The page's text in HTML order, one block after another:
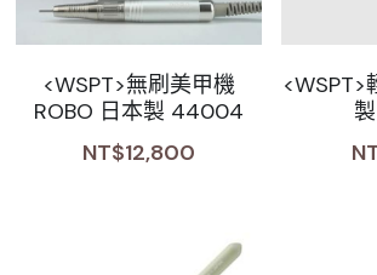
扁毛調色
日式扁毛
睫毛黑膠
睫毛前處裡
Sale睫毛
絕版彩睫
日本OMD美甲品牌
NEA睫毛協會
搜索
繁體中文
註冊/登入
<WSPT>無刷美甲機
ROBO 日本製 44004
NT$12,800